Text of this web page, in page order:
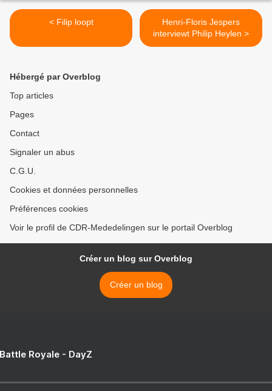
< Filip loopt
Henri-Floris Jespers
interviewt Philip Heylen >
Hébergé par Overblog
Top articles
Pages
Contact
Signaler un abus
C.G.U.
Cookies et données personnelles
Préférences cookies
Voir le profil de CDR-Mededelingen sur le portail Overblog
Créer un blog sur Overblog
Créer un blog
Royale - DayZ